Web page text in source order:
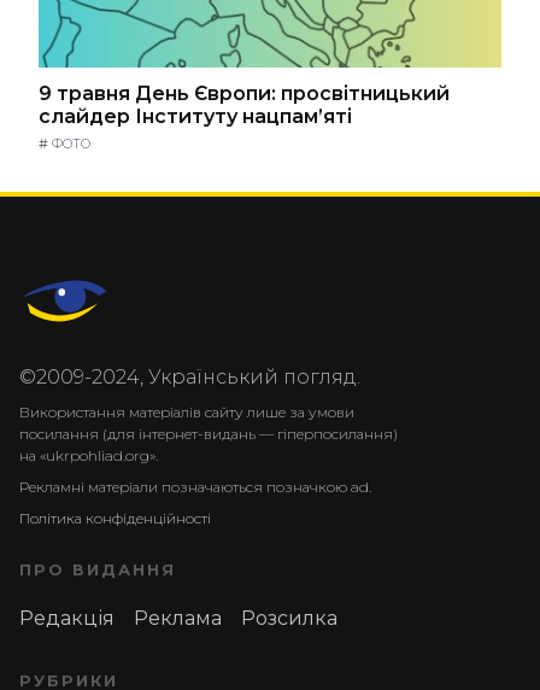
9 травня День Європи: просвітницький
слайдер Інституту нацпам’яті
# ФОТО
©2009-2024, Український погляд.
Використання матеріалів сайту лише за умови
посилання (для інтернет-видань — гіперпосилання)
на «ukrpohliad.org».
Рекламні матеріали позначаються позначкою ad.
Політика конфіденційності
ПРО ВИДАННЯ
Редакція Реклама Розсилка
РУБРИКИ